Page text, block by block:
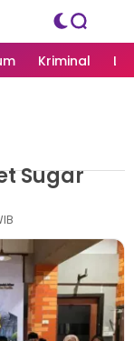
Kriminal
Sugar